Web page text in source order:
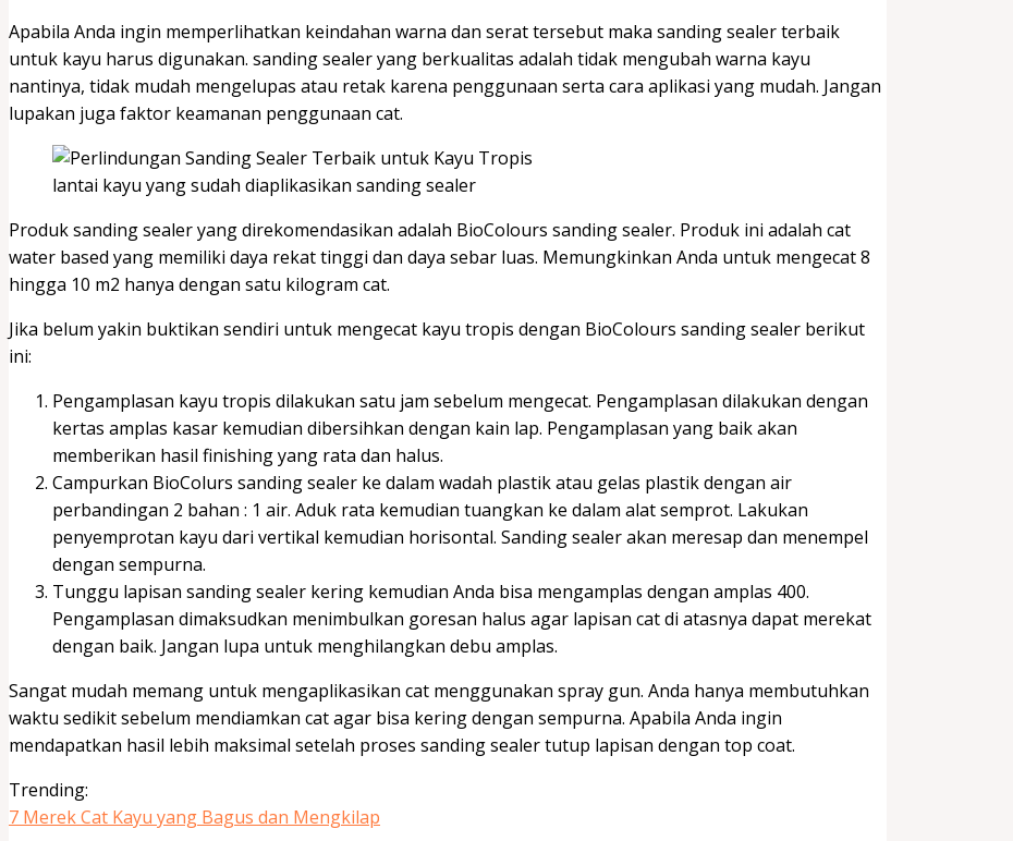
Apabila Anda ingin memperlihatkan keindahan warna dan serat tersebut maka sanding sealer terbaik
untuk kayu harus digunakan. sanding sealer yang berkualitas adalah tidak mengubah warna kayu
nantinya, tidak mudah mengelupas atau retak karena penggunaan serta cara aplikasi yang mudah. Jangan
lupakan juga faktor keamanan penggunaan cat.
lantai kayu yang sudah diaplikasikan sanding sealer
Produk sanding sealer yang direkomendasikan adalah BioColours sanding sealer. Produk ini adalah cat
water based yang memiliki daya rekat tinggi dan daya sebar luas. Memungkinkan Anda untuk mengecat 8
hingga 10 m2 hanya dengan satu kilogram cat.
Jika belum yakin buktikan sendiri untuk mengecat kayu tropis dengan BioColours sanding sealer berikut
ini:
Pengamplasan kayu tropis dilakukan satu jam sebelum mengecat. Pengamplasan dilakukan dengan
kertas amplas kasar kemudian dibersihkan dengan kain lap. Pengamplasan yang baik akan
memberikan hasil finishing yang rata dan halus.
Campurkan BioColurs sanding sealer ke dalam wadah plastik atau gelas plastik dengan air
perbandingan 2 bahan : 1 air. Aduk rata kemudian tuangkan ke dalam alat semprot. Lakukan
penyemprotan kayu dari vertikal kemudian horisontal. Sanding sealer akan meresap dan menempel
dengan sempurna.
Tunggu lapisan sanding sealer kering kemudian Anda bisa mengamplas dengan amplas 400.
Pengamplasan dimaksudkan menimbulkan goresan halus agar lapisan cat di atasnya dapat merekat
dengan baik. Jangan lupa untuk menghilangkan debu amplas.
Sangat mudah memang untuk mengaplikasikan cat menggunakan spray gun. Anda hanya membutuhkan
waktu sedikit sebelum mendiamkan cat agar bisa kering dengan sempurna. Apabila Anda ingin
mendapatkan hasil lebih maksimal setelah proses sanding sealer tutup lapisan dengan top coat.
Trending:
7 Merek Cat Kayu yang Bagus dan Mengkilap